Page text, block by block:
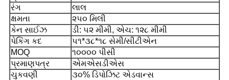
રંગ
લાલ
ક્ષમતા
૨૫૦ મિલી
કેન સાઈઝ
ડી: ૫૨ મીમી, એચ: ૧૨૮ મીમી
પેકિંગ કદ
૫૧*૩૮*૧૮ સેમી/સીટીએન
MOQ
૧૦૦૦૦ પીસી
પ્રમાણપત્ર
એમએસડીએસ
ચુકવણી
૩૦% ડિપોઝિટ એડવાન્સ